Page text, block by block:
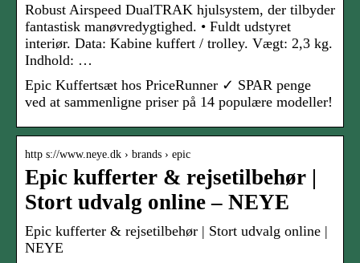
Robust Airspeed DualTRAK hjulsystem, der tilbyder
fantastisk manøvredygtighed. • Fuldt udstyret
interiør. Data: Kabine kuffert / trolley. Vægt: 2,3 kg.
Indhold: …
Epic Kuffertsæt hos PriceRunner ✓ SPAR penge
ved at sammenligne priser på 14 populære modeller!
http s://www.neye.dk › brands › epic
Epic kufferter & rejsetilbehør |
Stort udvalg online – NEYE
Epic kufferter & rejsetilbehør | Stort udvalg online |
NEYE